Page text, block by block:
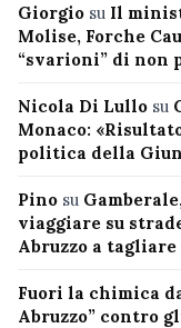
Giorgio su Il
Molise, Forche
“svarioni” di non
Nicola Di Lullo su
Monaco:
politica della
Pino su
viaggiare su
Abruzzo a
Fuori la chimica
Abruzzo” contro